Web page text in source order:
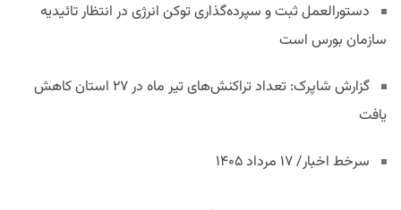
دستورالعمل ثبت و سپرده‌گذاری توکن انرژی در انتظار تائیدیه
سازمان بورس است
گزارش شاپرک: تعداد تراکنش‌های تیر ماه در ۲۷ استان‌ کاهش
یافت
سرخط اخبار/ ۱۷ مرداد ۱۴۰۵